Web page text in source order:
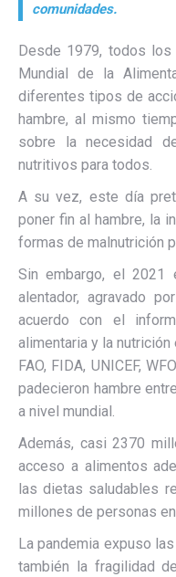
comunidades.
Desde 1979, todos
Mundial de la
diferentes tipos de
hambre, al mismo
sobre la necesidad
nutritivos para todos.
A su vez, este día
poner fin al hambre, la
formas de malnutrición
Sin embargo, el 2021
alentador, agravado
acuerdo con el
alimentaria y la
FAO, FIDA, UNICEF,
padecieron hambre
a nivel mundial.
Además, casi 2370
acceso a alimentos
las dietas saludables
millones de personas
La pandemia expuso
también la fragilidad